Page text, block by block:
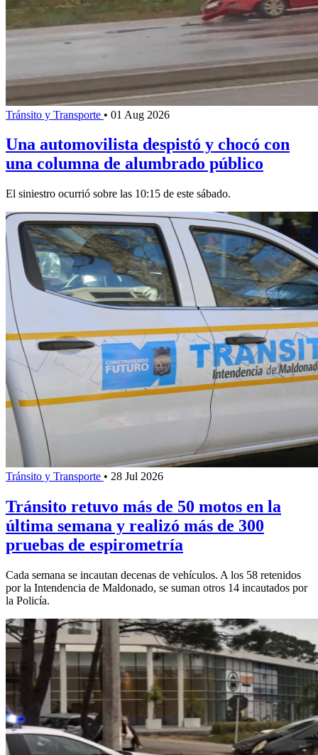
Tránsito y Transporte • 01 Aug 2026
Una automovilista despistó y chocó con
una columna de alumbrado público
El siniestro ocurrió sobre las 10:15 de este sábado.
Tránsito y Transporte • 28 Jul 2026
Tránsito retuvo más de 50 motos en la
última semana y realizó más de 300
pruebas de espirometría
Cada semana se incautan decenas de vehículos. A los 58 retenidos
por la Intendencia de Maldonado, se suman otros 14 incautados por
la Policía.